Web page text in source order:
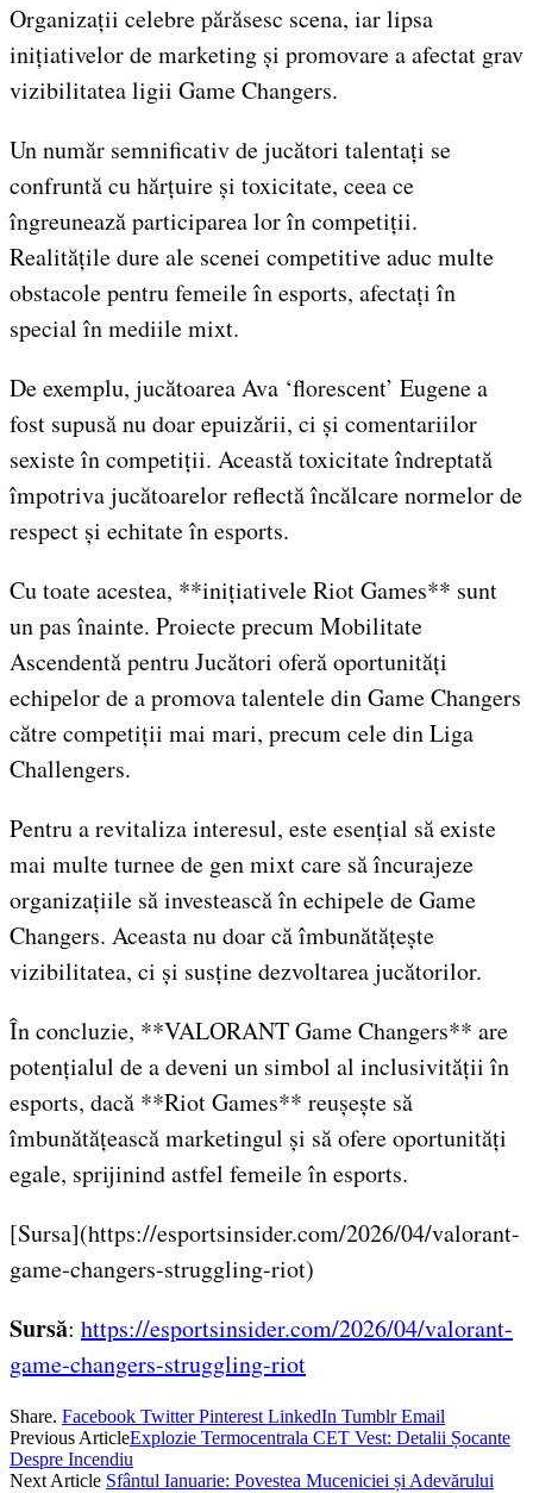
Organizații celebre părăsesc scena, iar lipsa
inițiativelor de marketing și promovare a afectat grav
vizibilitatea ligii Game Changers.
Un număr semnificativ de jucători talentați se
confruntă cu hărțuire și toxicitate, ceea ce
îngreunează participarea lor în competiții.
Realitățile dure ale scenei competitive aduc multe
obstacole pentru femeile în esports, afectați în
special în mediile mixt.
De exemplu, jucătoarea Ava ‘florescent’ Eugene a
fost supusă nu doar epuizării, ci și comentariilor
sexiste în competiții. Această toxicitate îndreptată
împotriva jucătoarelor reflectă încălcare normelor de
respect și echitate în esports.
Cu toate acestea, **inițiativele Riot Games** sunt
un pas înainte. Proiecte precum Mobilitate
Ascendentă pentru Jucători oferă oportunități
echipelor de a promova talentele din Game Changers
către competiții mai mari, precum cele din Liga
Challengers.
Pentru a revitaliza interesul, este esențial să existe
mai multe turnee de gen mixt care să încurajeze
organizațiile să investească în echipele de Game
Changers. Aceasta nu doar că îmbunătățește
vizibilitatea, ci și susține dezvoltarea jucătorilor.
În concluzie, **VALORANT Game Changers** are
potențialul de a deveni un simbol al inclusivității în
esports, dacă **Riot Games** reușește să
îmbunătățească marketingul și să ofere oportunități
egale, sprijinind astfel femeile în esports.
[Sursa](https://esportsinsider.com/2026/04/valorant-
game-changers-struggling-riot)
Sursă: https://esportsinsider.com/2026/04/valorant-
game-changers-struggling-riot
Share. Facebook Twitter Pinterest LinkedIn Tumblr Email
Previous ArticleExplozie Termocentrala CET Vest: Detalii Șocante
Despre Incendiu
Next Article Sfântul Ianuarie: Povestea Muceniciei și Adevărului